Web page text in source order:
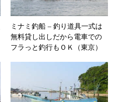
ミナミ釣船 – 釣り道具一式は
無料貸し出しだから電車での
フラっと釣行もＯＫ（東京）